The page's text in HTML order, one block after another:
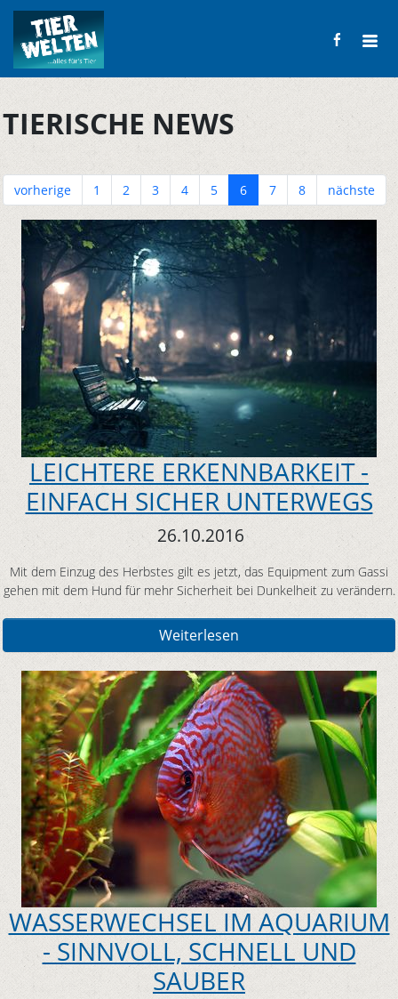
TIERISCHE NEWS
vorherige 1 2 3 4 5 6 7 8 nächste
LEICHTERE ERKENNBARKEIT -
EINFACH SICHER UNTERWEGS
26.10.2016
Mit dem Einzug des Herbstes gilt es jetzt, das Equipment zum Gassi
gehen mit dem Hund für mehr Sicherheit bei Dunkelheit zu verändern.
Weiterlesen
WASSERWECHSEL IM AQUARIUM
- SINNVOLL, SCHNELL UND
SAUBER